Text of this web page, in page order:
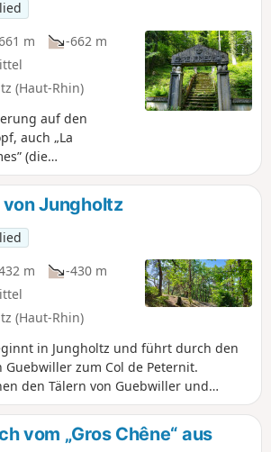
m
-662 m
(Haut-Rhin)
auf den
auch „La
(die
genannt, wo im
Schlacht stattfand.
historische
ehemalige
Schützengräben)
Blick auf die
von Jungholtz
m
-430 m
(Haut-Rhin)
in Jungholtz und führt durch den
Guebwiller zum Col de Peternit.
den Tälern von Guebwiller und
Nadel- und Laubbäumen. Die
mit dem Mountainbike
vom „Gros Chêne“ aus